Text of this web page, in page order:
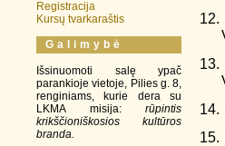
Registracija
Kursų tvarkaraštis
G a l i m y b ė
Išsinuomoti salę ypač
parankioje vietoje, Pilies g. 8,
renginiams, kurie dera su
LKMA misija: rūpintis
krikščioniškosios kultūros
branda.
12.
13.
14.
15.